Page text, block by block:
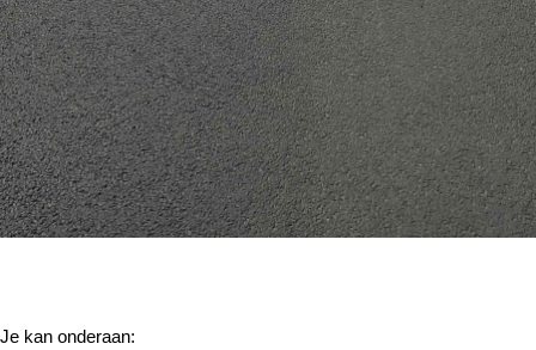
Je kan onderaan: